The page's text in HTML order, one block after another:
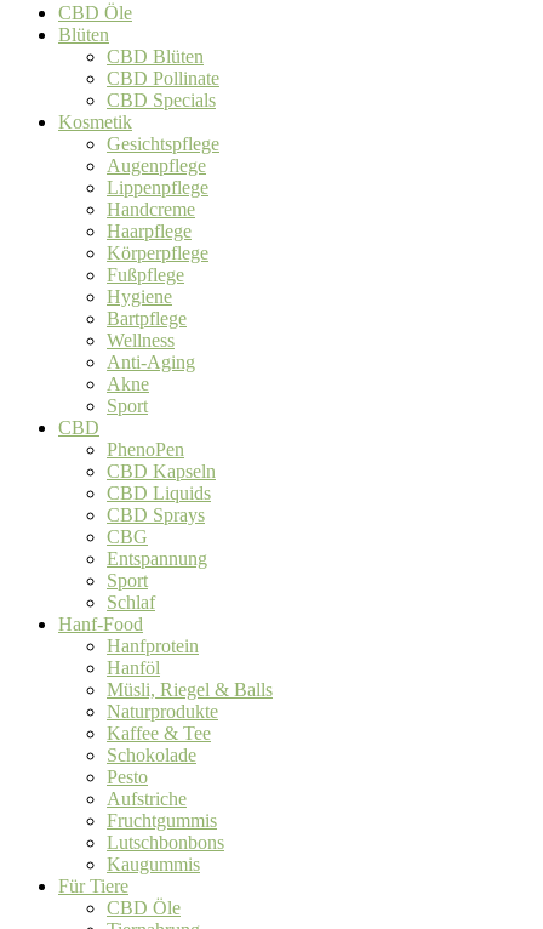
CBD Öle
Blüten
CBD Blüten
CBD Pollinate
CBD Specials
Kosmetik
Gesichtspflege
Augenpflege
Lippenpflege
Handcreme
Haarpflege
Körperpflege
Fußpflege
Hygiene
Bartpflege
Wellness
Anti-Aging
Akne
Sport
CBD
PhenoPen
CBD Kapseln
CBD Liquids
CBD Sprays
CBG
Entspannung
Sport
Schlaf
Hanf-Food
Hanfprotein
Hanföl
Müsli, Riegel & Balls
Naturprodukte
Kaffee & Tee
Schokolade
Pesto
Aufstriche
Fruchtgummis
Lutschbonbons
Kaugummis
Für Tiere
CBD Öle